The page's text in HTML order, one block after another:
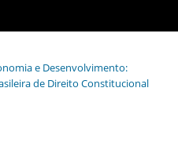
e Desenvolvimento:
de Direito Constitucional